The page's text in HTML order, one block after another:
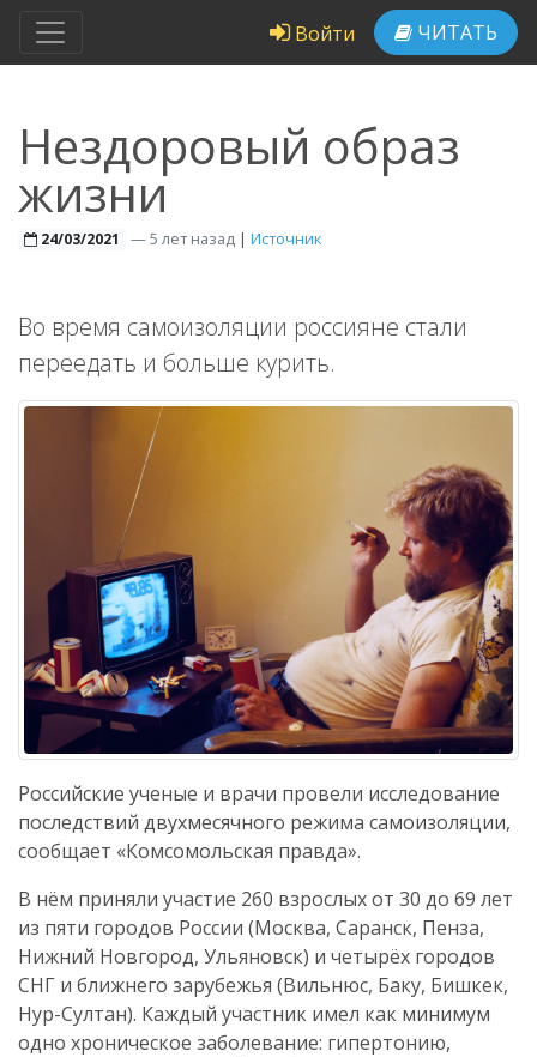
Войти ЧИТАТЬ
Нездоровый образ
жизни
24/03/2021 —5 лет назад | Источник
Во время самоизоляции россияне стали
переедать и больше курить.
Российские ученые и врачи провели исследование
последствий двухмесячного режима самоизоляции,
сообщает «Комсомольская правда».
В нём приняли участие 260 взрослых от 30 до 69 лет
из пяти городов России (Москва, Саранск, Пенза,
Нижний Новгород, Ульяновск) и четырёх городов
СНГ и ближнего зарубежья (Вильнюс, Баку, Бишкек,
Нур-Султан). Каждый участник имел как минимум
одно хроническое заболевание: гипертонию,